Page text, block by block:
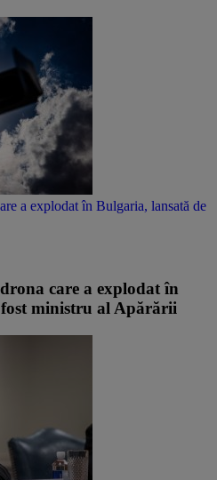
a explodat în Bulgaria, lansată de
care a explodat în
ministru al Apărării